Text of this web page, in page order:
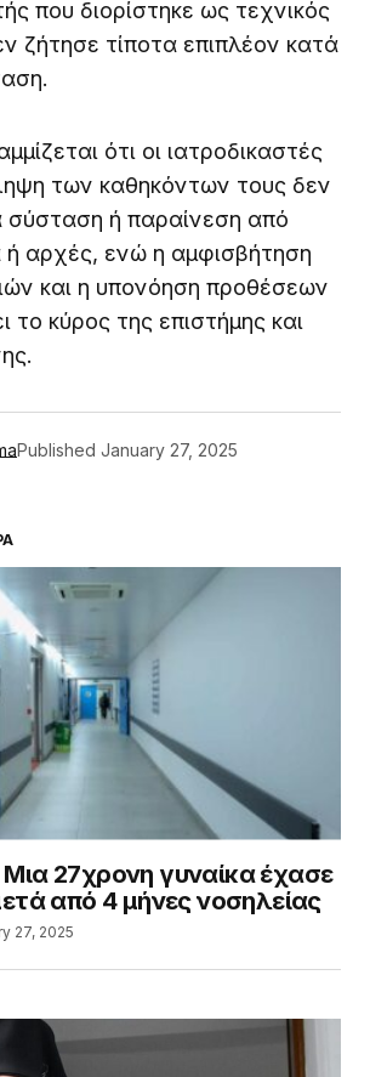
που διορίστηκε ως τεχνικός
ζήτησε τίποτα επιπλέον κατά
ότι οι ιατροδικαστές
των καθηκόντων τους δεν
σύσταση ή παραίνεση από
αρχές, ενώ η αμφισβήτηση
και η υπονόηση προθέσεων
το κύρος της επιστήμης και
Published January 27, 2025
27χρονη γυναίκα έχασε
από 4 μήνες νοσηλείας
27, 2025